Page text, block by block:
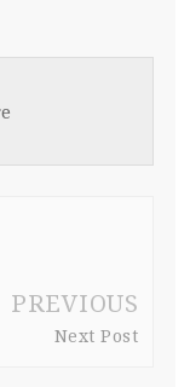
PREVIOUS
Next Post